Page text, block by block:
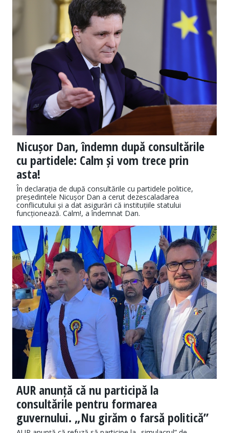
Nicușor Dan, îndemn după consultările
cu partidele: Calm și vom trece prin
asta!
În declarația de după consultările cu partidele politice,
președintele Nicușor Dan a cerut dezescaladarea
conflicutului și a dat asigurări că instituțiile statului
funcționează. Calm!, a îndemnat Dan.
AUR anunță că nu participă la
consultările pentru formarea
guvernului. „Nu girăm o farsă politică”